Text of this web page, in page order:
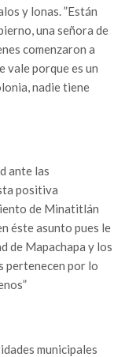
y lonas. ”Están
una señora de
comenzaron a
vale porque es un
nadie tiene
ante las
positiva
de Minatitlán
éste asunto pues le
de Mapachapa y los
pertenecen por lo
municipales